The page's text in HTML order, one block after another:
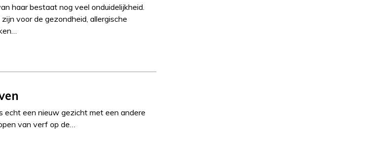
haar bestaat nog veel onduidelijkheid.
voor de gezondheid, allergische
echt een nieuw gezicht met een andere
van verf op de…